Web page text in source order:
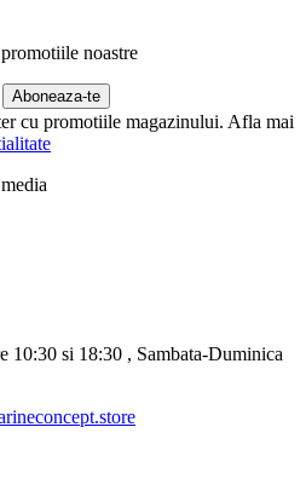
noastre
cu promotiile magazinului. Afla mai
10:30 si 18:30 , Sambata-Duminica